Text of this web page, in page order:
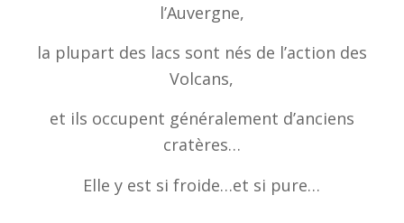
l’Auvergne,
la plupart des lacs sont nés de l’action des
Volcans,
et ils occupent généralement d’anciens
cratères…
Elle y est si froide…et si pure…